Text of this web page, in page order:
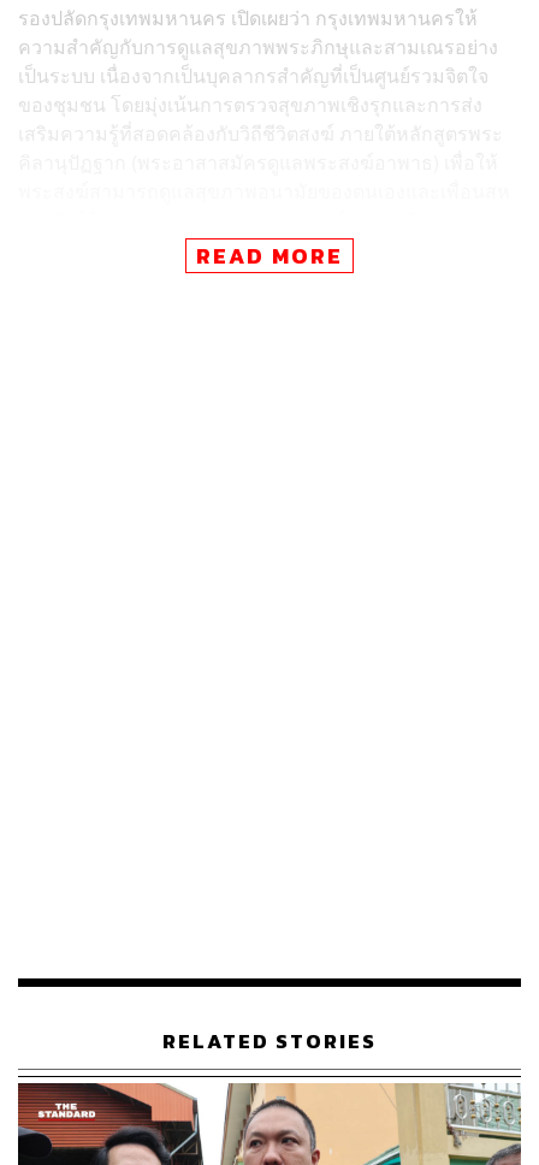
รองปลัดกรุงเทพมหานคร เปิดเผยว่า กรุงเทพมหานครให้
ความสำคัญกับการดูแลสุขภาพพระภิกษุและสามเณรอย่าง
เป็นระบบ เนื่องจากเป็นบุคลากรสำคัญที่เป็นศูนย์รวมจิตใจ
ของชุมชน โดยมุ่งเน้นการตรวจสุขภาพเชิงรุกและการส่ง
เสริมความรู้ที่สอดคล้องกับวิถีชีวิตสงฆ์ ภายใต้หลักสูตรพระ
ปัจจุบัน กรุงเทพมหานครได้ดำเนินการอบรมพระคิลานุปัฏ
นอกจากบริการทางการแพทย์แล้ว โครงการนี้ยังมุ่งเน้นการ
สาธารณสุข เพื่อพัฒนาสภาพแวดล้อมภายในวัดให้เอื้อต่อ
การมีสุขภาพที่ดี สอดคล้องกับนโยบายของกรุงเทพมหานคร
ที่ต้องการให้ประชาชนทุกกลุ่ม รวมถึงพระสงฆ์ สามารถเข้า
ถึงบริการของรัฐได้อย่างเท่าเทียมและทั่วถึง
READ MORE
RELATED STORIES